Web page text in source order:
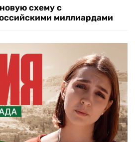
схему с
миллиардами